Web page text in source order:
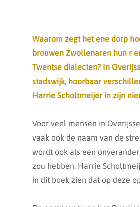
Waarom zegt het ene dorp
brouwen Zwollenaren hun r
Twentse dialecten? In
stadswijk, hoorbaar
Harrie Scholtmeijer in zijn
Voor veel mensen in
vaak ook de naam van de
wordt ook als een
zou hebben. Harrie
in dit boek zien dat op deze